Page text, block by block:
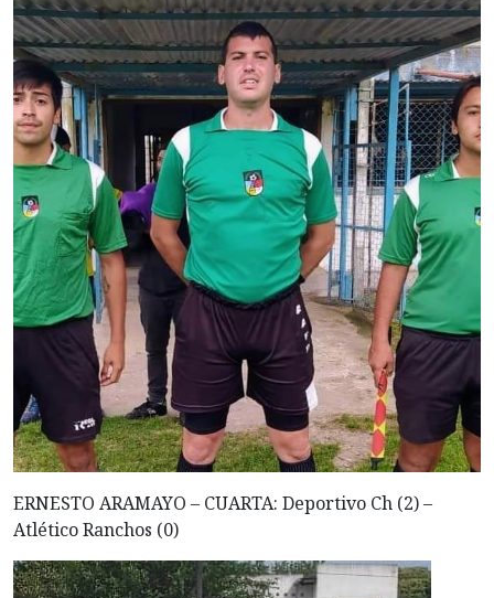
ERNESTO ARAMAYO – CUARTA: Deportivo Ch (2) –
Atlético Ranchos (0)